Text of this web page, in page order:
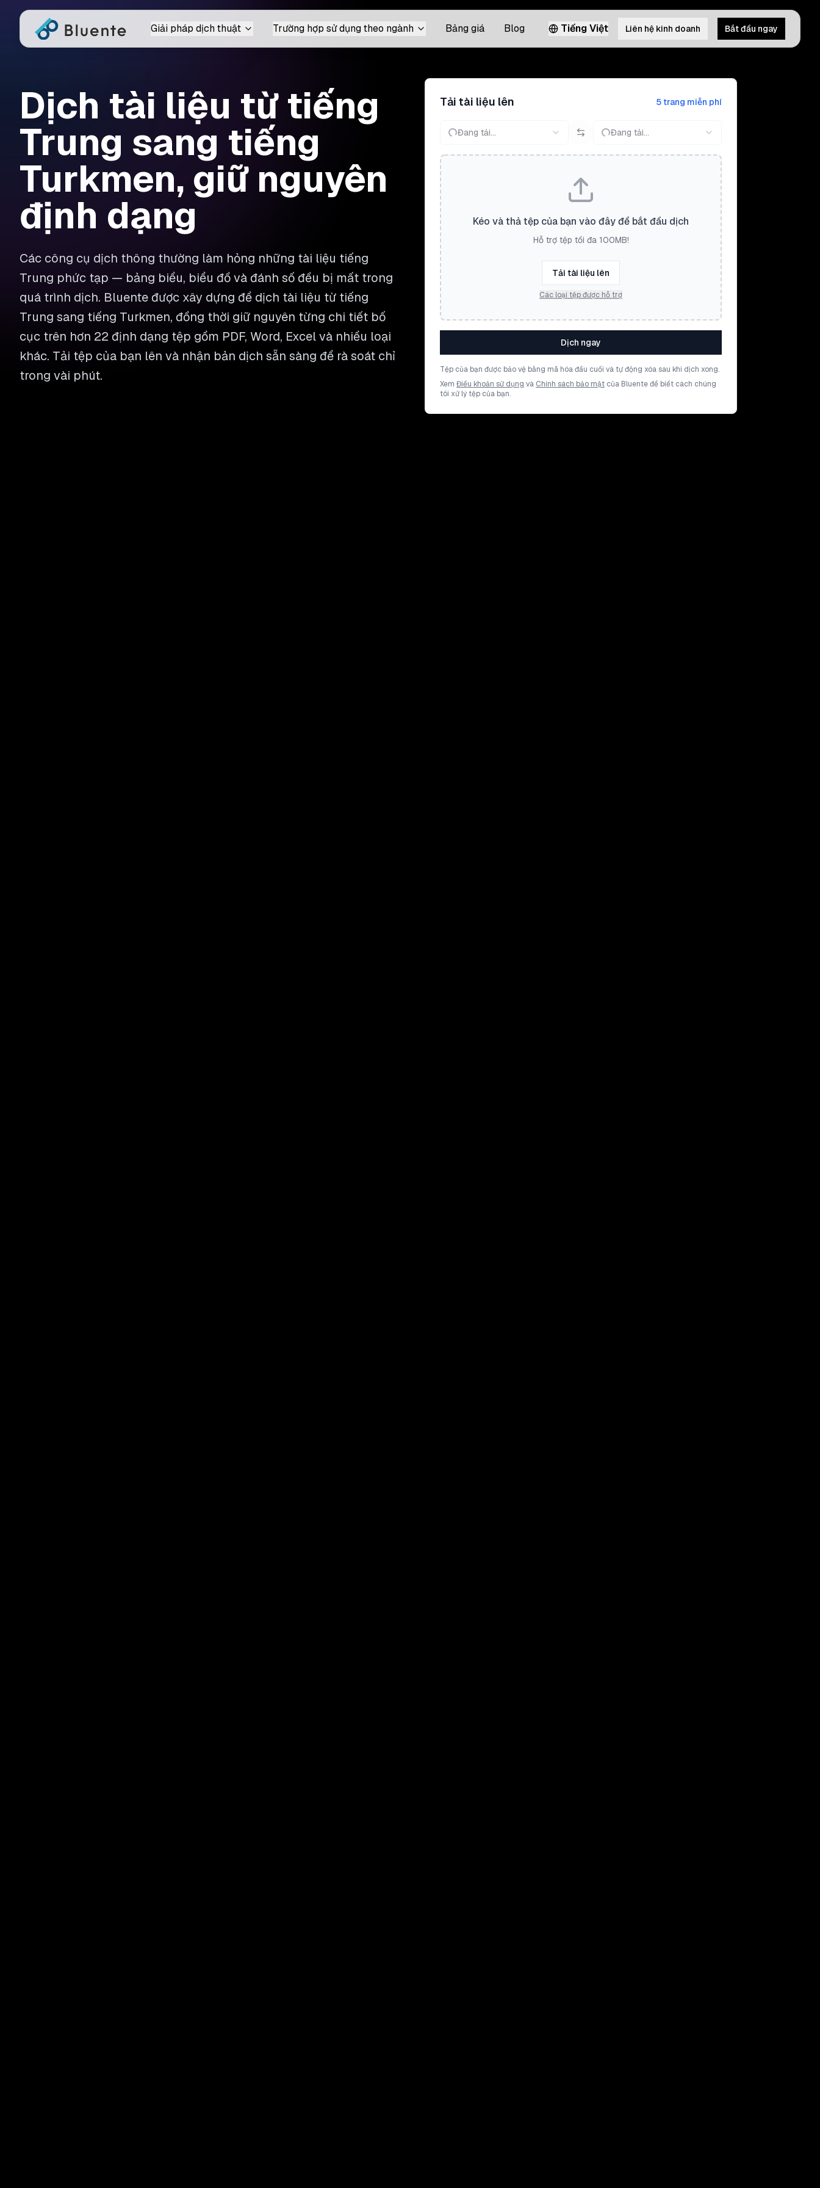
Giải pháp dịch thuật Trường hợp sử dụng theo ngành Bảng giá Blog Tiếng Việt Liên hệ kinh doanh Bắt đầu ngay
Dịch tài liệu từ tiếng
Trung sang tiếng
Turkmen, giữ nguyên
định dạng
Các công cụ dịch thông thường làm hỏng những tài liệu tiếng
Trung phức tạp — bảng biểu, biểu đồ và đánh số đều bị mất trong
quá trình dịch. Bluente được xây dựng để dịch tài liệu từ tiếng
Trung sang tiếng Turkmen, đồng thời giữ nguyên từng chi tiết bố
cục trên hơn 22 định dạng tệp gồm PDF, Word, Excel và nhiều loại
khác. Tải tệp của bạn lên và nhận bản dịch sẵn sàng để rà soát chỉ
trong vài phút.
Tải tài liệu lên 5 trang miễn phí
Đang tải... Đang tải...
Kéo và thả tệp của bạn vào đây để bắt đầu dịch
Hỗ trợ tệp tối đa 100MB!
Tải tài liệu lên
Các loại tệp được hỗ trợ
Dịch ngay
Tệp của bạn được bảo vệ bằng mã hóa đầu cuối và tự động xóa sau khi dịch xong.
Xem Điều khoản sử dụng và Chính sách bảo mật của Bluente để biết cách chúng
tôi xử lý tệp của bạn.